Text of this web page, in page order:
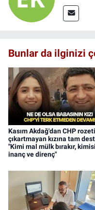
Bunlar da ilginizi
Kasım Akdağ'dan CHP
çıkartmayan kızına tam
"Kimi mal mülk bırakır, kimisi
inanç ve direnç"